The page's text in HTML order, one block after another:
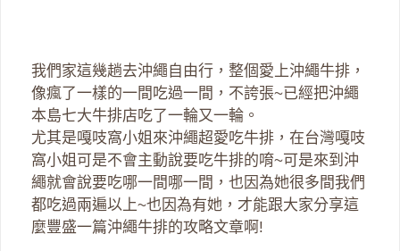
我們家這幾趟去沖繩自由行，整個愛上沖繩牛排，
像瘋了一樣的一間吃過一間，不誇張~已經把沖繩
本島七大牛排店吃了一輪又一輪。
尤其是嘎吱窩小姐來沖繩超愛吃牛排，在台灣嘎吱
窩小姐可是不會主動說要吃牛排的唷~可是來到沖
繩就會說要吃哪一間哪一間，也因為她很多間我們
都吃過兩遍以上~也因為有她，才能跟大家分享這
麼豐盛一篇沖繩牛排的攻略文章啊!